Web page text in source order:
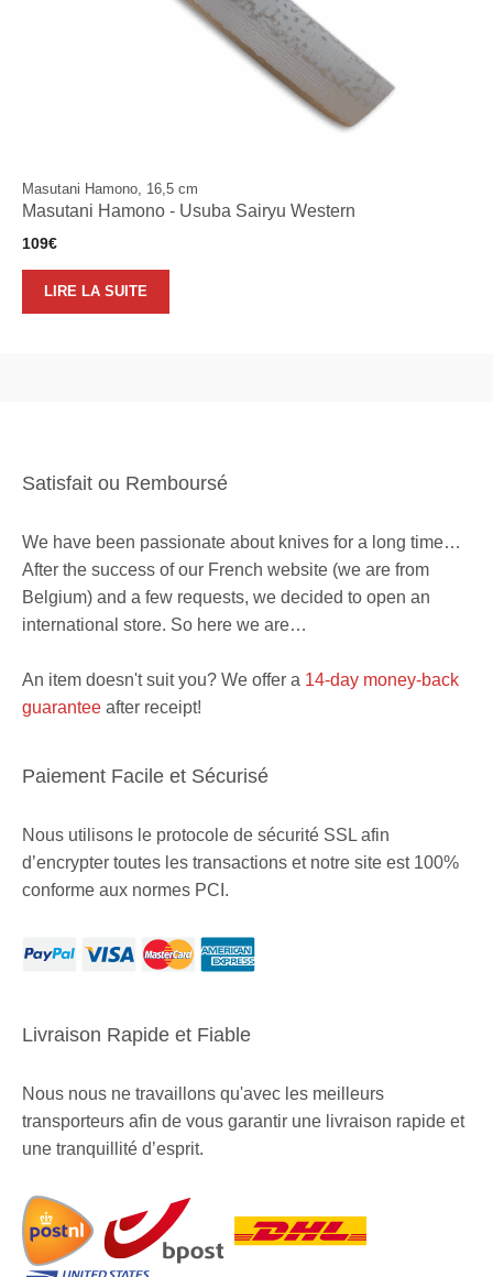
Masutani Hamono, 16,5 cm
Masutani Hamono - Usuba Sairyu Western
109€
LIRE LA SUITE
Satisfait ou Remboursé
We have been passionate about knives for a long time…
After the success of our French website (we are from
Belgium) and a few requests, we decided to open an
international store. So here we are…
An item doesn't suit you? We offer a 14-day money-back
guarantee after receipt!
Paiement Facile et Sécurisé
Nous utilisons le protocole de sécurité SSL afin
d’encrypter toutes les transactions et notre site est 100%
conforme aux normes PCI.
Livraison Rapide et Fiable
Nous nous ne travaillons qu'avec les meilleurs
transporteurs afin de vous garantir une livraison rapide et
une tranquillité d’esprit.